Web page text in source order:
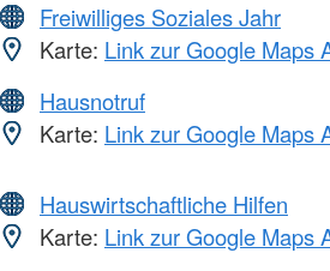
Freiwilliges Soziales Jahr
Karte: Link zur Google Maps
Hausnotruf
Karte: Link zur Google Maps
Hauswirtschaftliche Hilfen
Karte: Link zur Google Maps